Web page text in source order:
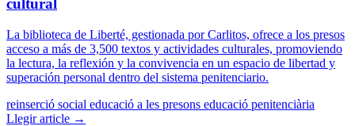
cultural
La biblioteca de Liberté, gestionada por Carlitos, ofrece a los presos
acceso a más de 3,500 textos y actividades culturales, promoviendo
la lectura, la reflexión y la convivencia en un espacio de libertad y
superación personal dentro del sistema penitenciario.
reinserció social educació a les presons educació penitenciària
Llegir article →